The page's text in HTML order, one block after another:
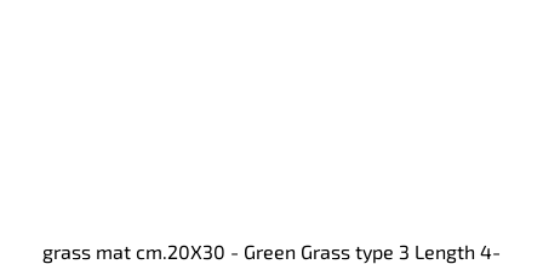
grass mat cm.20X30 - Green Grass type 3 Length 4-